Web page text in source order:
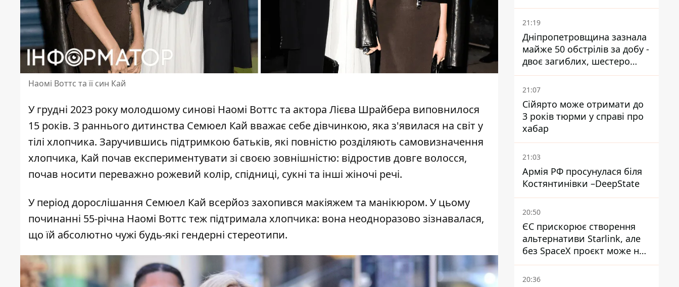
Наомі Воттс та її син Кай
У грудні 2023 року молодшому синові Наомі Воттс та актора Лієва Шрайбера виповнилося
15 років. З раннього дитинства Семюел Кай вважає себе дівчинкою, яка з'явилася на світ у
тілі хлопчика. Заручившись підтримкою батьків, які повністю розділяють самовизначення
хлопчика, Кай почав експериментувати зі своєю зовнішністю: відростив довге волосся,
почав носити переважно рожевий колір, спідниці, сукні та інші жіночі речі.
У період дорослішання Семюел Кай всерйоз захопився макіяжем та манікюром. У цьому
починанні 55-річна Наомі Воттс теж підтримала хлопчика: вона неодноразово зізнавалася,
що їй абсолютно чужі будь-які гендерні стереотипи.
21:19
Дніпропетровщина зазнала
майже 50 обстрілів за добу -
двоє загиблих, шестеро
постраждалих
21:07
Сійярто може отримати до
3 років тюрми у справі про
хабар
21:03
Армія РФ просунулася біля
Костянтинівки –DeepState
20:50
ЄС прискорює створення
альтернативи Starlink, але
без SpaceX проєкт може не
обійтися
20:36